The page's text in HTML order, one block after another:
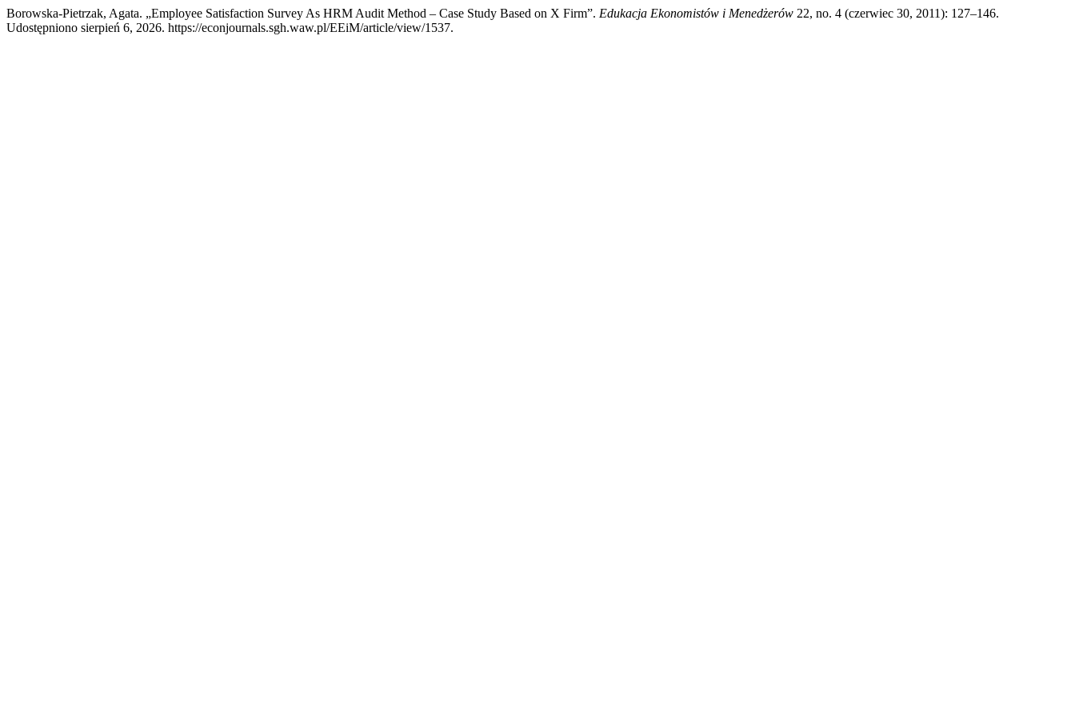
Borowska-Pietrzak, Agata. „Employee Satisfaction Survey As HRM Audit Method – Case Study Based on X Firm”. Edukacja Ekonomistów i Menedżerów 22, no. 4 (czerwiec 30, 2011): 127–146.
Udostępniono sierpień 6, 2026. https://econjournals.sgh.waw.pl/EEiM/article/view/1537.